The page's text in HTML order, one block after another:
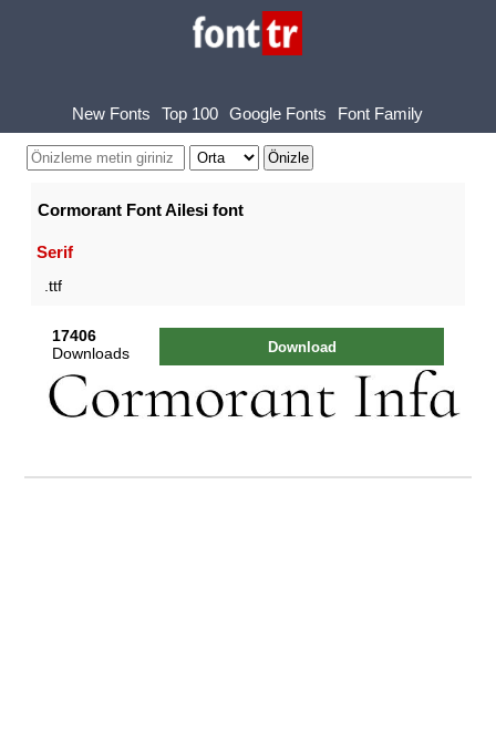
New Fonts Top 100 Google Fonts Font Family
Cormorant Font Ailesi font
Serif
.ttf
17406
Downloads
Download